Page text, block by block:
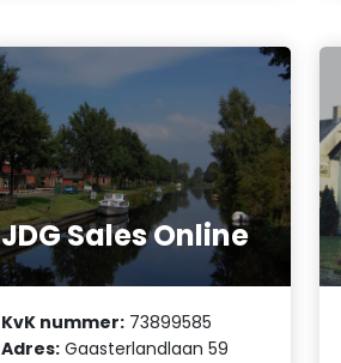
JDG Sales Online
KvK nummer: 73899585
Adres: Gaasterlandlaan 59